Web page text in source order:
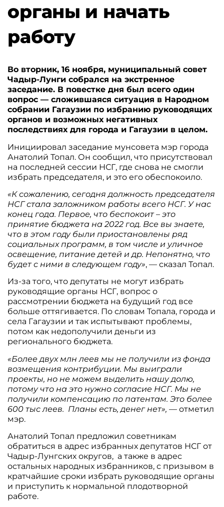
органы и начать
работу
Во вторник, 16 ноября, муниципальный совет
Чадыр-Лунги собрался на экстренное
заседание. В повестке дня был всего один
вопрос — сложившаяся ситуация в Народном
собрании Гагаузии по избранию руководящих
органов и возможных негативных
последствиях для города и Гагаузии в целом.
Инициировал заседание мунсовета мэр города
Анатолий Топал. Он сообщил, что присутствовал
на последней сессии НСГ, где снова не смогли
избрать председателя, и это его обеспокоило.
«К сожалению, сегодня должность председателя
НСГ стала заложником работы всего НСГ. У нас
конец года. Первое, что беспокоит – это
принятие бюджета на 2022 год. Все вы знаете,
что в этом году были приостановлены ряд
социальных программ, в том числе и уличное
освещение, питание детей и др. Непонятно, что
будет с ними в следующем году», — сказал Топал.
Из-за того, что депутаты не могут избрать
руководящие органы НСГ, вопрос о
рассмотрении бюджета на будущий год все
больше оттягивается. По словам Топала, города и
села Гагаузии и так испытывают проблемы,
потом как недополучили деньги из
регионального бюджета.
«Более двух млн леев мы не получили из фонда
возмещения контрибуции. Мы выиграли
проекты, но не можем выделить нашу долю,
потому что на это нужно согласие НСГ. Мы не
получили компенсацию по патентам. Это более
600 тыс леев. Планы есть, денег нет»,— отметил
мэр.
Анатолий Топал предложил советникам
обратиться в адрес избранных депутатов НСГ от
Чадыр-Лунгских округов, а также в адрес
остальных народных избранников, с призывом в
кратчайшие сроки избрать руководящие органы
и приступить к нормальной плодотворной
работе.